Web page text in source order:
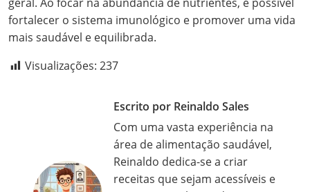
geral. Ao focar na abundância de nutrientes, é possível
fortalecer o sistema imunológico e promover uma vida
mais saudável e equilibrada.
Visualizações: 237
Escrito por Reinaldo Sales
Com uma vasta experiência na
área de alimentação saudável,
Reinaldo dedica-se a criar
receitas que sejam acessíveis e